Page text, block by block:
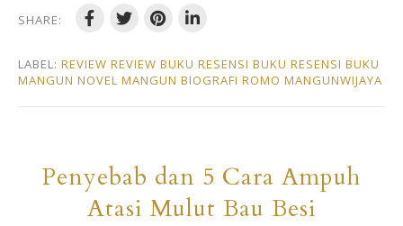
SHARE:
LABEL: REVIEW REVIEW BUKU RESENSI BUKU RESENSI BUKU
MANGUN NOVEL MANGUN BIOGRAFI ROMO MANGUNWIJAYA
Penyebab dan 5 Cara Ampuh
Atasi Mulut Bau Besi